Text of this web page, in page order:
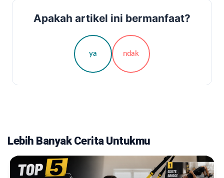
Apakah artikel ini bermanfaat?
ya ndak
Lebih Banyak Cerita Untukmu